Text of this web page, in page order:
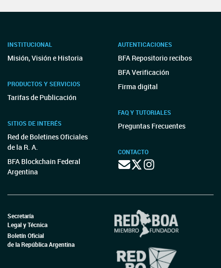
INSTITUCIONAL
Misión, Visión e Historia
PRODUCTOS Y SERVICIOS
Tarifas de Publicación
SITIOS DE INTERÉS
Red de Boletines Oficiales
de la R. A.
BFA Blockchain Federal
Argentina
AUTENTICACIONES
BFA Repositorio recibos
BFA Verificación
Firma digital
FAQ Y TUTORIALES
Preguntas Frecuentes
CONTACTO
Secretaría
Legal y Técnica
Boletín Oficial
de la República Argentina